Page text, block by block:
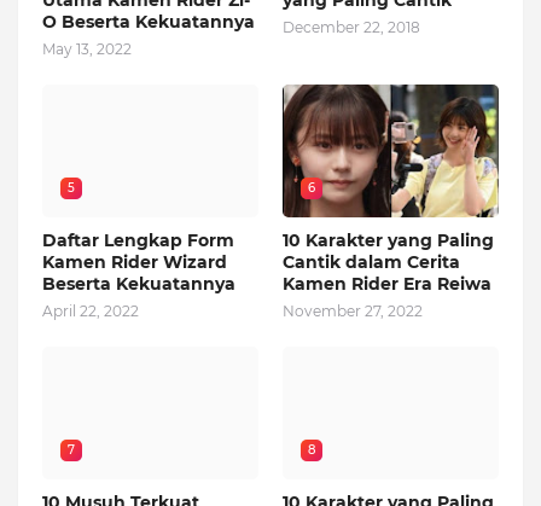
O Beserta Kekuatannya
May 13, 2022
December 22, 2018
5
Daftar Lengkap Form
Kamen Rider Wizard
Beserta Kekuatannya
April 22, 2022
6
10 Karakter yang Paling
Cantik dalam Cerita
Kamen Rider Era Reiwa
November 27, 2022
7 8